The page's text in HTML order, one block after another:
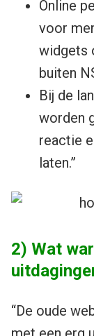
Online
voor
widgets
buiten
Bij de
worden
reactie
laten.”
2) Wat
“De oude